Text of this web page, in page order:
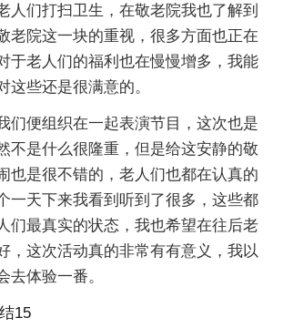
人们打扫卫生，在敬老院我也了解到
老院这一块的重视，很多方面也正在
于老人们的福利也在慢慢增多，我能
这些还是很满意的。
们便组织在一起表演节目，这次也是
不是什么很隆重，但是给这安静的敬
也是很不错的，老人们也都在认真的
一天下来我看到听到了很多，这些都
们最真实的状态，我也希望在往后老
，这次活动真的非常有有意义，我以
去体验一番。
15